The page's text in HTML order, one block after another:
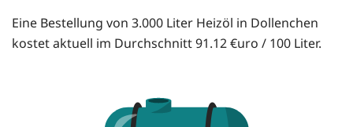
Eine Bestellung von 3.000 Liter Heizöl in Dollenchen
kostet aktuell im Durchschnitt 91.12 €uro / 100 Liter.